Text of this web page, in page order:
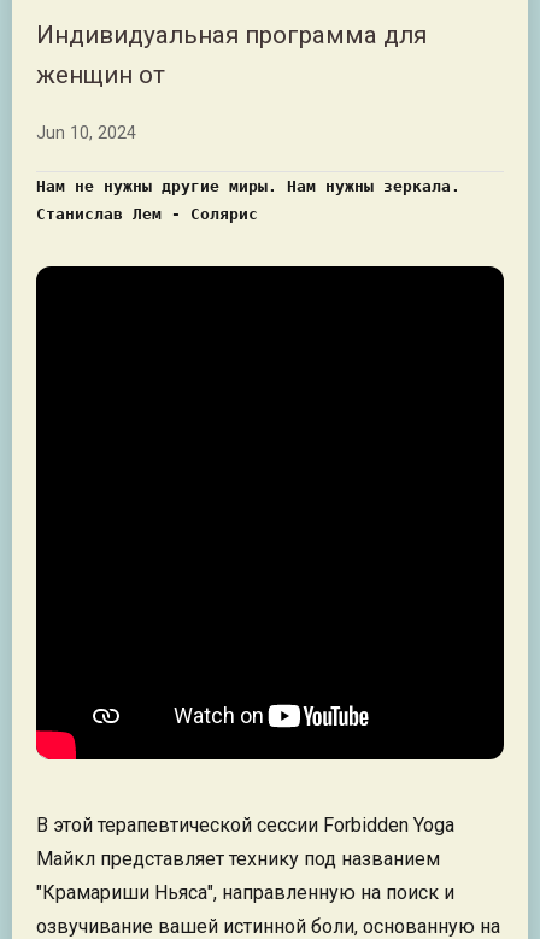
Индивидуальная программа для
женщин от
Jun 10, 2024
Нам не нужны другие миры. Нам нужны зеркала.
Станислав Лем - Солярис
В этой терапевтической сессии Forbidden Yoga
Майкл представляет технику под названием
"Крамариши Ньяса", направленную на поиск и
озвучивание вашей истинной боли, основанную на